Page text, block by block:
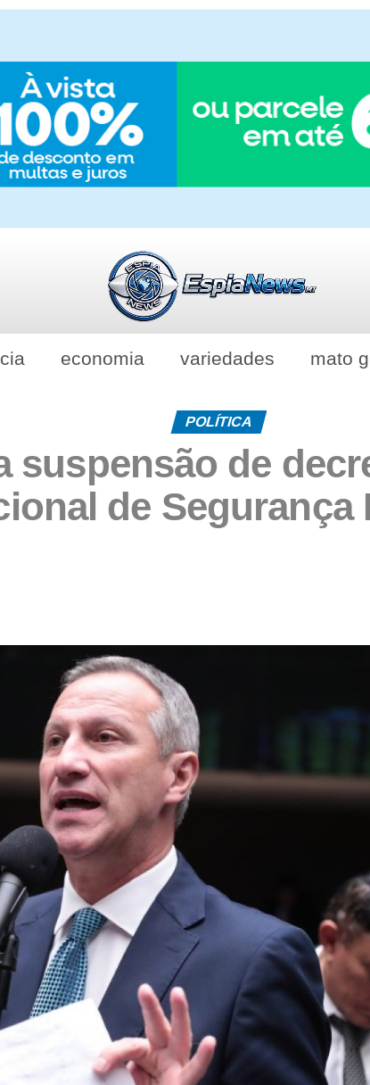
economia variedades mato
POLÍTICA
suspensão de
de Segurança